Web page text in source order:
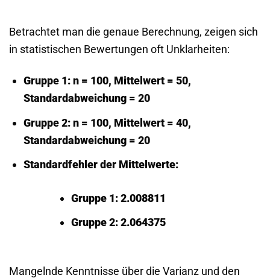
Betrachtet man die genaue Berechnung, zeigen sich
in statistischen Bewertungen oft Unklarheiten:
Gruppe 1: n = 100, Mittelwert = 50,
Standardabweichung = 20
Gruppe 2: n = 100, Mittelwert = 40,
Standardabweichung = 20
Standardfehler der Mittelwerte:
Gruppe 1: 2.008811
Gruppe 2: 2.064375
Mangelnde Kenntnisse über die Varianz und den